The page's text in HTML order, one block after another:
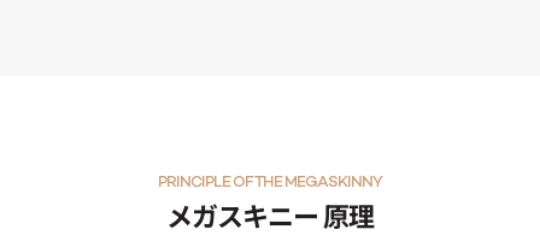
メガスキニー 原理
PRINCIPLE OF THE MEGASKINNY